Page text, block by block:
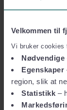
Velkommen til
Vi bruker cookies
Nødvendige
Egenskaper
region, slik at
Statistikk –